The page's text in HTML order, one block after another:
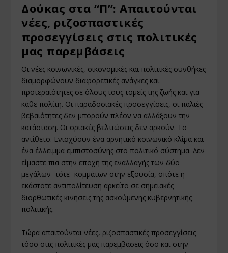
Δούκας στα “Π”: Απαιτούνται
νέες, ριζοσπαστικές
προσεγγίσεις στις πολιτικές
µας παρεµβάσεις
Οι νέες κοινωνικές, οικονοµικές και πολιτικές συνθήκες
διαµορφώνουν διαφορετικές ανάγκες και
προτεραιότητες σε όλους τους τοµείς της ζωής και για
κάθε πολίτη. Οι παραδοσιακές προσεγγίσεις, οι παλιές
βεβαιότητες δεν µπορούν πλέον να αλλάξουν την
κατάσταση. Οι οριακές βελτιώσεις δεν αρκούν. Το
αντίθετο. Ενισχύουν ένα αρνητικό κοινωνικό κλίµα και
ένα έλλειµµα εµπιστοσύνης στο πολιτικό σύστηµα. ∆εν
είµαστε πια στην εποχή της εναλλαγής των δύο
µεγάλων -τότε- κοµµάτων στην εξουσία, οπότε η
εκάστοτε αντιπολίτευση αρκείτο σε σηµειακές
διορθωτικές κινήσεις της ασκούµενης κυβερνητικής
πολιτικής.
Τώρα απαιτούνται νέες, ριζοσπαστικές προσεγγίσεις
τόσο στις πολιτικές µας παρεµβάσεις όσο και στην